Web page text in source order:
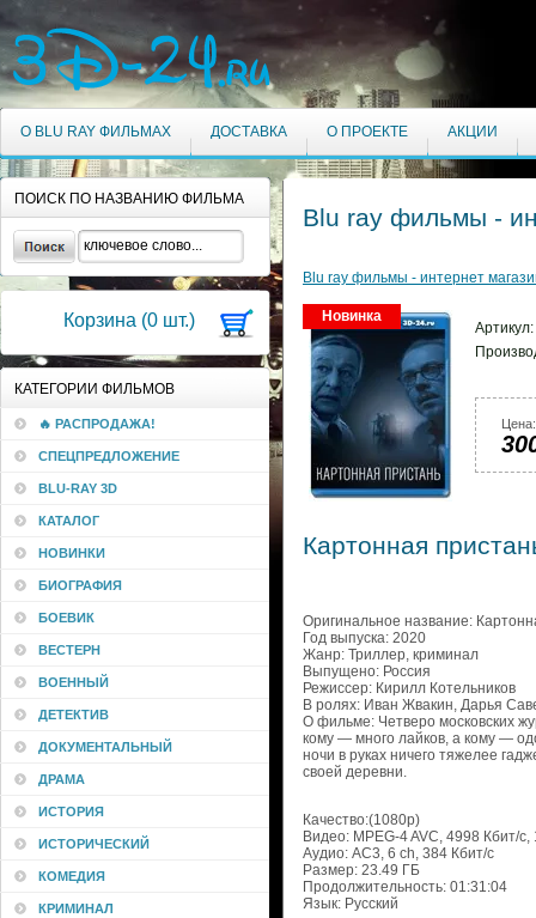
О BLU RAY ФИЛЬМАХ ДОСТАВКА О ПРОЕКТЕ АКЦИИ
ПОИСК ПО НАЗВАНИЮ ФИЛЬМА
Корзина (0 шт.)
КАТЕГОРИИ ФИЛЬМОВ
🔥 РАСПРОДАЖА!
СПЕЦПРЕДЛОЖЕНИЕ
BLU-RAY 3D
КАТАЛОГ
НОВИНКИ
БИОГРАФИЯ
БОЕВИК
ВЕСТЕРН
ВОЕННЫЙ
ДЕТЕКТИВ
ДОКУМЕНТАЛЬНЫЙ
ДРАМА
ИСТОРИЯ
ИСТОРИЧЕСКИЙ
КОМЕДИЯ
КРИМИНАЛ
Blu ray фильмы -
Blu ray фильмы - интернет
Новинка
Артикул:
Цена:
Картонная
Оригинальное название:
Год выпуска: 2020
Жанр: Триллер, криминал
Выпущено: Россия
Режиссер: Кирилл Котельников
В ролях: Иван Жвакин, Дарья
О фильме: Четверо московских
кому — много лайков, а кому —
ночи в руках ничего тяжелее
своей деревни.
Качество:(1080p)
Видео: MPEG-4 AVC, 4998 Кбит/
Аудио: AC3, 6 ch, 384 Кбит/с
Размер: 23.49 ГБ
Продолжительность: 01:31:04
Язык: Русский